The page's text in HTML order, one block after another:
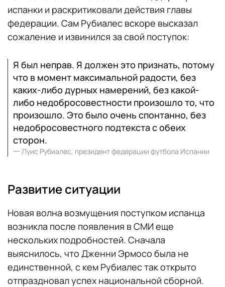
испанки и раскритиковали действия главы
федерации. Сам Рубиалес вскоре высказал
сожаление и извинился за свой поступок:
Я был неправ. Я должен это признать, потому
что в момент максимальной радости, без
каких-либо дурных намерений, без какой-
либо недобросовестности произошло то, что
произошло. Это было очень спонтанно, без
недобросовестного подтекста с обеих
сторон.
一 Луис Рубиалес, президент федерации футбола Испании
Развитие ситуации
Новая волна возмущения поступком испанца
возникла после появления в СМИ еще
нескольких подробностей. Сначала
выяснилось, что Дженни Эрмосо была не
единственной, с кем Рубиалес так открыто
отпраздновал успех национальной сборной.